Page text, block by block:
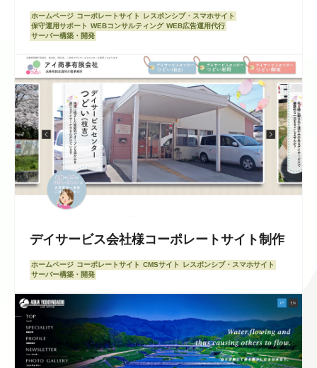
ホームページ コーポレートサイト
レスポンシブ・スマホサイト
保守運用サポート WEBコンサルティング WEB広告運用代行
サーバー構築・開発
デイサービス会社様コーポレートサイト制作
ホームページ コーポレートサイト CMSサイト
レスポンシブ・スマホサイト
サーバー構築・開発